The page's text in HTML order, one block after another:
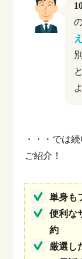
・・・では
ご紹介！
単身も
便利な
約
厳選し